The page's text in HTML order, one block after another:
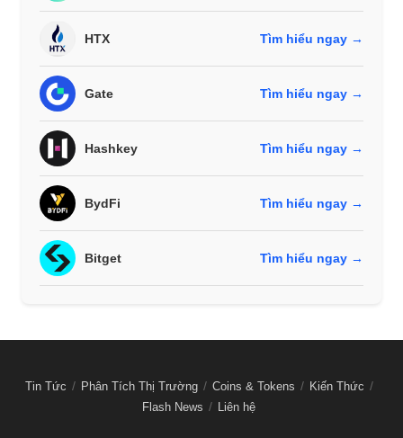
HTX Tìm hiểu ngay →
Gate Tìm hiểu ngay →
Hashkey Tìm hiểu ngay →
BydFi Tìm hiểu ngay →
Bitget Tìm hiểu ngay →
Tin Tức Phân Tích Thị Trường Coins & Tokens
Kiến Thức
Flash News
Liên hệ